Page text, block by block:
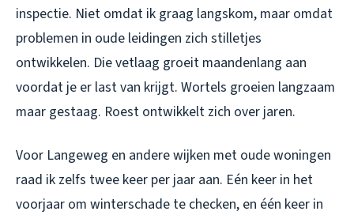
inspectie. Niet omdat ik graag langskom, maar omdat
problemen in oude leidingen zich stilletjes
ontwikkelen. Die vetlaag groeit maandenlang aan
voordat je er last van krijgt. Wortels groeien langzaam
maar gestaag. Roest ontwikkelt zich over jaren.
Voor Langeweg en andere wijken met oude woningen
raad ik zelfs twee keer per jaar aan. Eén keer in het
voorjaar om winterschade te checken, en één keer in